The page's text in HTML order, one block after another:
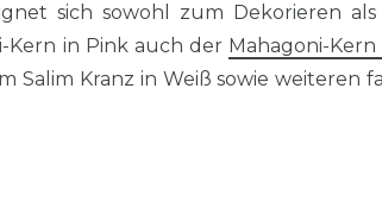
sich sowohl zum Dekorieren
Kern in Pink auch der Mahagoni-
Kranz in Weiß sowie weiteren